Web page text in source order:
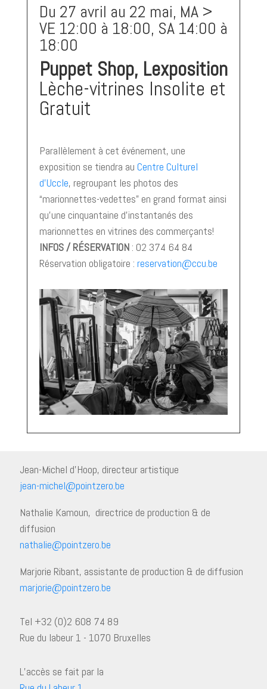
Du 27 avril au 22 mai, MA >
VE 12:00 à 18:00, SA 14:00 à
18:00
Puppet Shop, Lexposition
Lèche-vitrines Insolite et
Gratuit
Parallèlement à cet événement, une
exposition se tiendra au Centre Culturel
d’Uccle, regroupant les photos des
“marionnettes-vedettes” en grand format ainsi
qu’une cinquantaine d’instantanés des
marionnettes en vitrines des commerçants!
INFOS / RÉSERVATION: 02 374 64 84
Réservation obligatoire : reservation@ccu.be
Jean-Michel d’Hoop, directeur artistique
jean-michel@pointzero.be
Nathalie Kamoun, directrice de production & de
diffusion
nathalie@pointzero.be
Marjorie Ribant, assistante de production & de diffusion
marjorie@pointzero.be
Tel +32 (0)2 608 74 89
Rue du labeur 1 - 1070 Bruxelles
L’accès se fait par la